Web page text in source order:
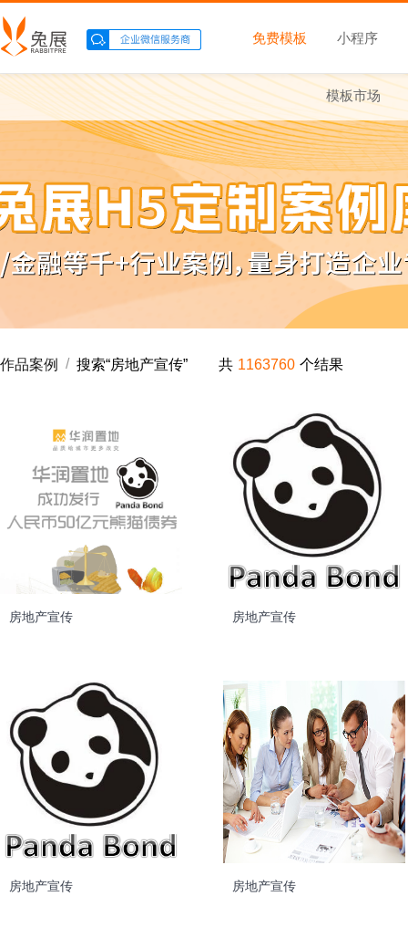
免费模板 小程序
模板市场
作品案例 / 搜索“房地产宣传” 共 1163760 个结果
房地产宣传 房地产宣传
房地产宣传 房地产宣传